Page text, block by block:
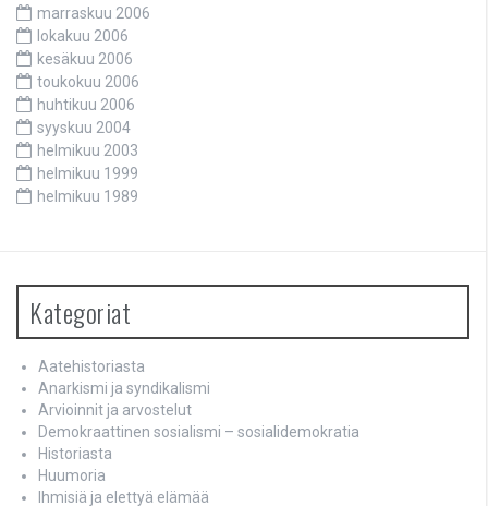
marraskuu 2006
lokakuu 2006
kesäkuu 2006
toukokuu 2006
huhtikuu 2006
syyskuu 2004
helmikuu 2003
helmikuu 1999
helmikuu 1989
Kategoriat
Aatehistoriasta
Anarkismi ja syndikalismi
Arvioinnit ja arvostelut
Demokraattinen sosialismi – sosialidemokratia
Historiasta
Huumoria
Ihmisiä ja elettyä elämää